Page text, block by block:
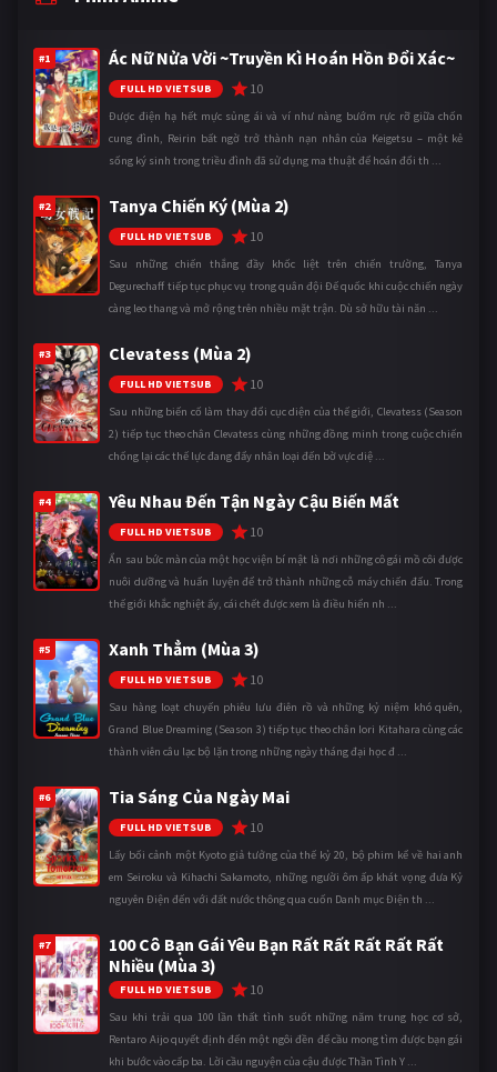
#1 Ác Nữ Nửa Vời ~Truyền Kì Hoán Hồn Đổi Xác~
FULL HD VIETSUB 10
Được điện hạ hết mực sủng ái và ví như nàng bướm rực rỡ giữa chốn
cung đình, Reirin bất ngờ trở thành nạn nhân của Keigetsu – một kẻ
sống ký sinh trong triều đình đã sử dụng ma thuật để hoán đổi th ...
#2 Tanya Chiến Ký (Mùa 2)
FULL HD VIETSUB 10
Sau những chiến thắng đầy khốc liệt trên chiến trường, Tanya
Degurechaff tiếp tục phục vụ trong quân đội Đế quốc khi cuộc chiến ngày
càng leo thang và mở rộng trên nhiều mặt trận. Dù sở hữu tài năn ...
#3 Clevatess (Mùa 2)
FULL HD VIETSUB 10
Sau những biến cố làm thay đổi cục diện của thế giới, Clevatess (Season
2) tiếp tục theo chân Clevatess cùng những đồng minh trong cuộc chiến
chống lại các thế lực đang đẩy nhân loại đến bờ vực diệ ...
#4 Yêu Nhau Đến Tận Ngày Cậu Biến Mất
FULL HD VIETSUB 10
Ẩn sau bức màn của một học viện bí mật là nơi những cô gái mồ côi được
nuôi dưỡng và huấn luyện để trở thành những cỗ máy chiến đấu. Trong
thế giới khắc nghiệt ấy, cái chết được xem là điều hiển nh ...
#5 Xanh Thẳm (Mùa 3)
FULL HD VIETSUB 10
Sau hàng loạt chuyến phiêu lưu điên rồ và những kỷ niệm khó quên,
Grand Blue Dreaming (Season 3) tiếp tục theo chân Iori Kitahara cùng các
thành viên câu lạc bộ lặn trong những ngày tháng đại học đ ...
#6 Tia Sáng Của Ngày Mai
FULL HD VIETSUB 10
Lấy bối cảnh một Kyoto giả tưởng của thế kỷ 20, bộ phim kể về hai anh
em Seiroku và Kihachi Sakamoto, những người ôm ấp khát vọng đưa Kỷ
nguyên Điện đến với đất nước thông qua cuốn Danh mục Điện th ...
#7
100 Cô Bạn Gái Yêu Bạn Rất Rất Rất Rất Rất
Nhiều (Mùa 3)
FULL HD VIETSUB 10
Sau khi trải qua 100 lần thất tình suốt những năm trung học cơ sở,
Rentaro Aijo quyết định đến một ngôi đền để cầu mong tìm được bạn gái
khi bước vào cấp ba. Lời cầu nguyện của cậu được Thần Tình Y ...